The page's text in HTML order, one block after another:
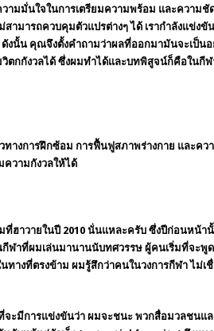
ามมั่นใจในการเตรียมความพร้อม และความ
ามารถควบคุมตัวแปรต่างๆ ได้ เรากำลังแข่ง
น คุณจึงตั้งคำถามว่าผลที่ออกมามันจะเป็นอ
ตกกังวลได้ ซึ่งผมทำได้และบทพิสูจน์ก็คือใน
งการฝึกซ้อม การฟื้นฟูสภาพร่างกาย และค
ความกังวลให้ได้
ที่ฮาวายในปี 2010 นั่นแหละครับ ซึ่งปีก่อนหน้า
ฬาที่ผมเล่นมานานนับทศวรรษ ผู้คนเริ่มที่จะพู
างที่ตรงข้าม ผมรู้สึกว่าคนในวงการกีฬา ไม่เ
ะมีการแข่งขันว่า ผมจะชนะ พวกสื่อมวลชนแ